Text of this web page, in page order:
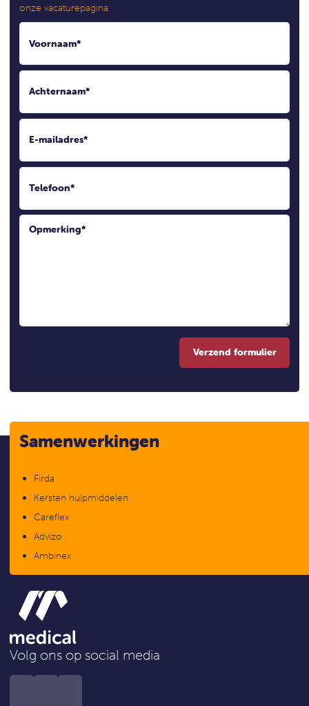
onze vacaturepagina
Voornaam*
Achternaam*
E-mailadres*
Telefoon*
Opmerking*
Verzend formulier
Samenwerkingen
Firda
Kersten hulpmiddelen
Careflex
Advizo
Ambinex
Volg ons op social media